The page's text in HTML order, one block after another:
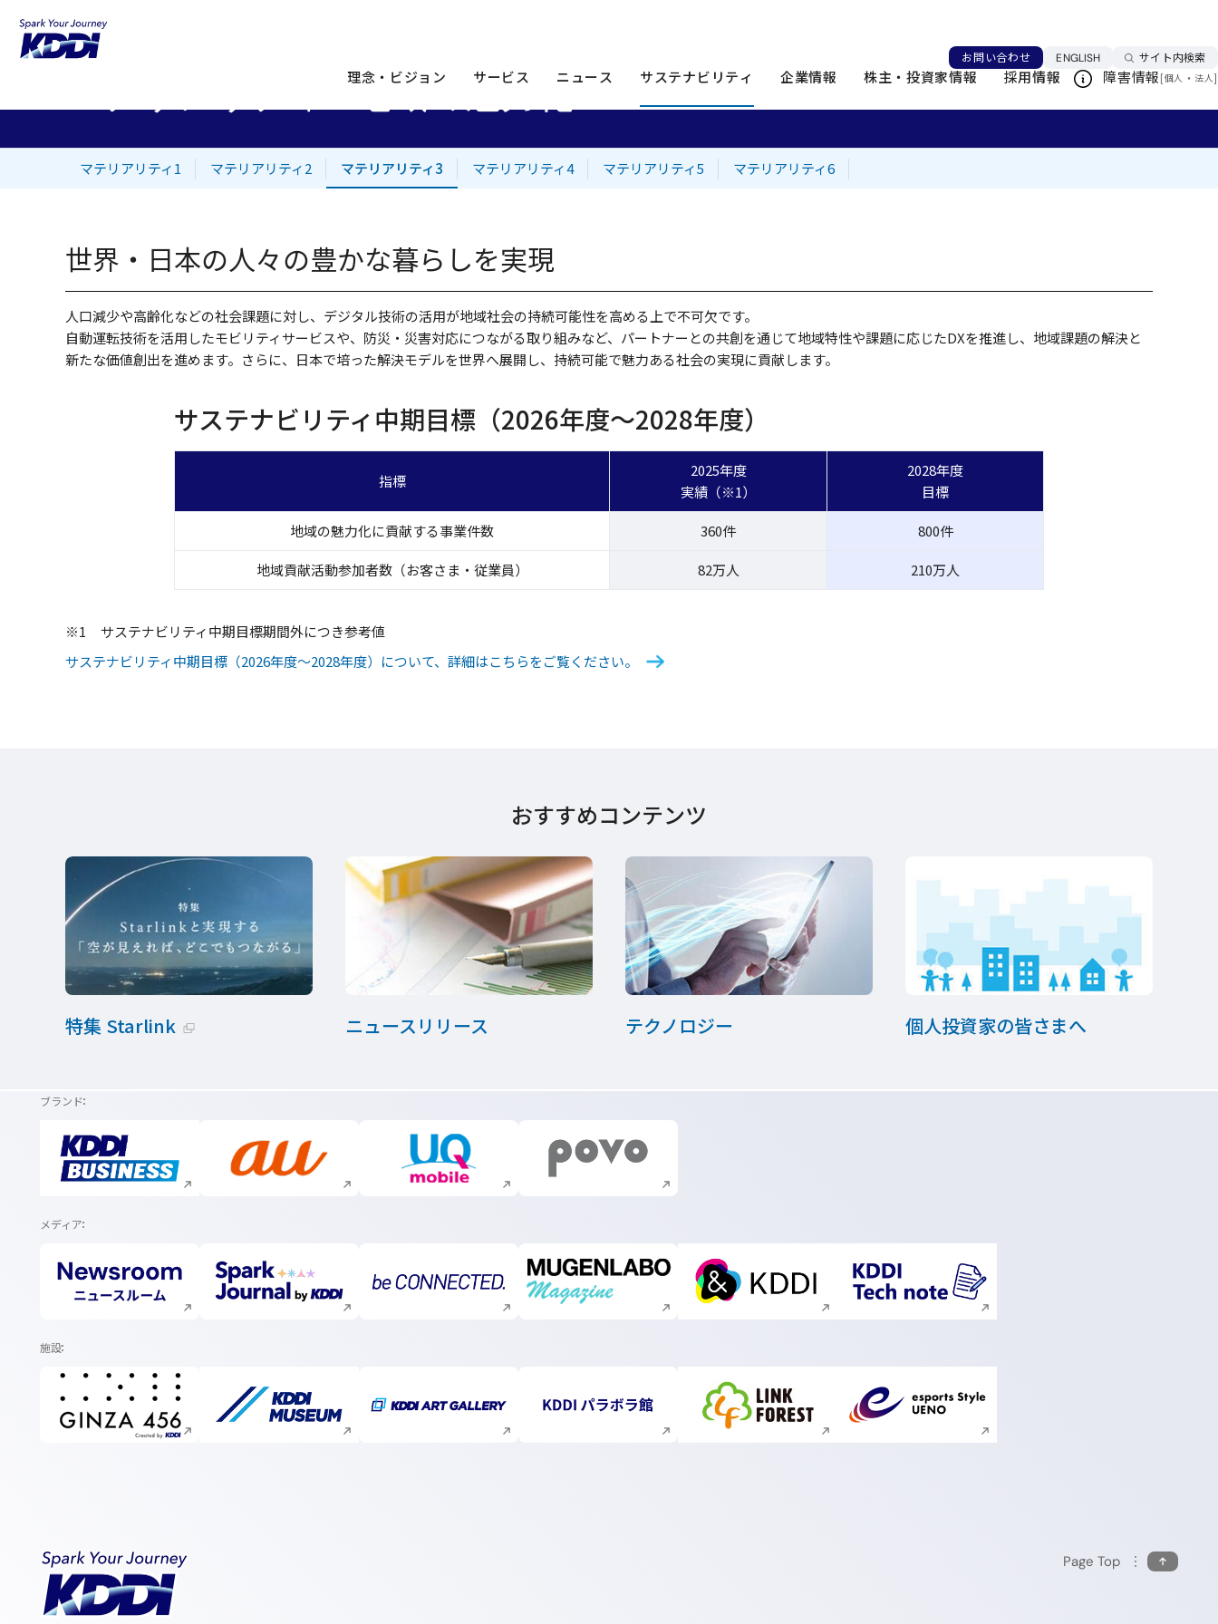
お問い合わせ ENGLISH言語を切り替える
サイト内検索
理念・ビジョン サービス ニュース サステナビリティ 企業情報 株主・投資家情報 採用情報 障害情報[個人 ・ 法人]
KDDIホーム
マテリアリティ3 地域の魅力化
マテリアリティ1 マテリアリティ2 マテリアリティ3 マテリアリティ4 マテリアリティ5 マテリアリティ6
世界・日本の人々の豊かな暮らしを実現
人口減少や高齢化などの社会課題に対し、デジタル技術の活用が地域社会の持続可能性を高める上で不可欠です。
自動運転技術を活用したモビリティサービスや、防災・災害対応につながる取り組みなど、パートナーとの共創を通じて地域特性や課題に応じたDXを推進し、地域課題の解決と
新たな価値創出を進めます。さらに、日本で培った解決モデルを世界へ展開し、持続可能で魅力ある社会の実現に貢献します。
サステナビリティ中期目標（2026年度～2028年度）
指標
2025年度
実績（※1）
2028年度
目標
地域の魅力化に貢献する事業件数 360件 800件
地域貢献活動参加者数（お客さま・従業員） 82万人 210万人
※1
サステナビリティ中期目標期間外につき参考値
サステナビリティ中期目標（2026年度～2028年度）について、詳細はこちらをご覧ください。
おすすめコンテンツ
特集 Starlink ニュースリリース テクノロジー 個人投資家の皆さまへ
ブランド
新規ウィンドウで開く 新規ウィンドウで開く 新規ウィンドウで開く 新規ウィンドウで開く
メディア
新規ウィンドウで開く 新規ウィンドウで開く 新規ウィンドウで開く 新規ウィンドウで開く 新規ウィンドウで開く 新規ウィンドウで開く
施設
新規ウィンドウで開く 新規ウィンドウで開く 新規ウィンドウで開く 新規ウィンドウで開く 新規ウィンドウで開く 新規ウィンドウで開く
Page Top